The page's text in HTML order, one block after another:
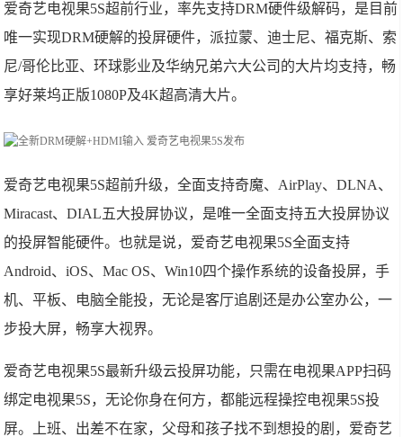
爱奇艺电视果5S超前行业，率先支持DRM硬件级解码，是目前
唯一实现DRM硬解的投屏硬件，派拉蒙、迪士尼、福克斯、索
尼/哥伦比亚、环球影业及华纳兄弟六大公司的大片均支持，畅
享好莱坞正版1080P及4K超高清大片。
爱奇艺电视果5S超前升级，全面支持奇魔、AirPlay、DLNA、
Miracast、DIAL五大投屏协议，是唯一全面支持五大投屏协议
的投屏智能硬件。也就是说，爱奇艺电视果5S全面支持
Android、iOS、Mac OS、Win10四个操作系统的设备投屏，手
机、平板、电脑全能投，无论是客厅追剧还是办公室办公，一
步投大屏，畅享大视界。
爱奇艺电视果5S最新升级云投屏功能，只需在电视果APP扫码
绑定电视果5S，无论你身在何方，都能远程操控电视果5S投
屏。上班、出差不在家，父母和孩子找不到想投的剧，爱奇艺